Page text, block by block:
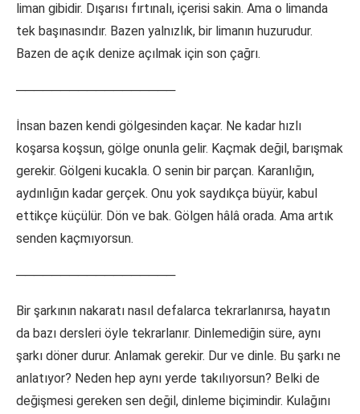
liman gibidir. Dışarısı fırtınalı, içerisi sakin. Ama o limanda
tek başınasındır. Bazen yalnızlık, bir limanın huzurudur.
Bazen de açık denize açılmak için son çağrı.
──────────────────
İnsan bazen kendi gölgesinden kaçar. Ne kadar hızlı
koşarsa koşsun, gölge onunla gelir. Kaçmak değil, barışmak
gerekir. Gölgeni kucakla. O senin bir parçan. Karanlığın,
aydınlığın kadar gerçek. Onu yok saydıkça büyür, kabul
ettikçe küçülür. Dön ve bak. Gölgen hâlâ orada. Ama artık
senden kaçmıyorsun.
──────────────────
Bir şarkının nakaratı nasıl defalarca tekrarlanırsa, hayatın
da bazı dersleri öyle tekrarlanır. Dinlemediğin süre, aynı
şarkı döner durur. Anlamak gerekir. Dur ve dinle. Bu şarkı ne
anlatıyor? Neden hep aynı yerde takılıyorsun? Belki de
değişmesi gereken sen değil, dinleme biçimindir. Kulağını